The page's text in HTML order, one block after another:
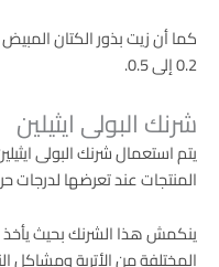
0.2 إلى 0.5.
شرنك البولى ايثيلين
يتم استعمال شرنك البولى
المنتجات عند تعرضها لدرجات حرارة
ينكمش هذا الشرنك بحيث
المختلفة من الأتربة ومشاكل